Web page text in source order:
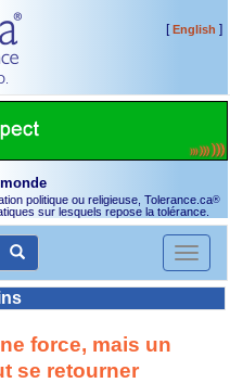
[English ]
politique ou religieuse, Tolerance.ca®
sur lesquels repose la tolérance.
Toggle
force, mais un
se retourner